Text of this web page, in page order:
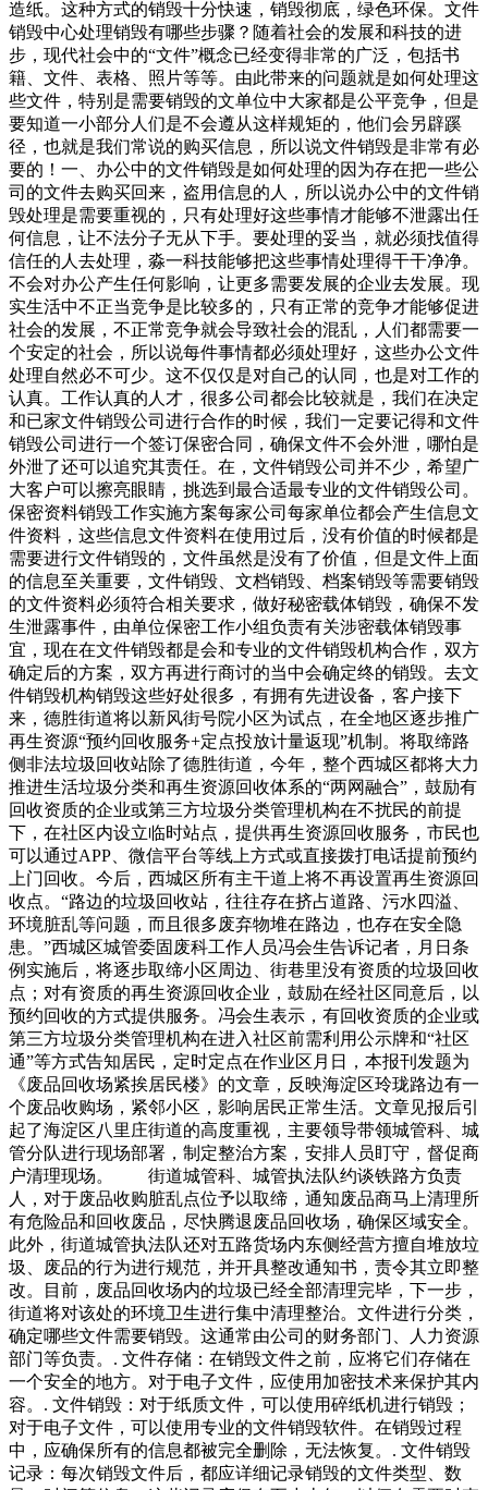
造纸。这种方式的销毁十分快速，销毁彻底，绿色环保。文件
销毁中心处理销毁有哪些步骤？随着社会的发展和科技的进
步，现代社会中的“文件”概念已经变得非常的广泛，包括书
籍、文件、表格、照片等等。由此带来的问题就是如何处理这
些文件，特别是需要销毁的文单位中大家都是公平竞争，但是
要知道一小部分人们是不会遵从这样规矩的，他们会另辟蹊
径，也就是我们常说的购买信息，所以说文件销毁是非常有必
要的！一、办公中的文件销毁是如何处理的因为存在把一些公
司的文件去购买回来，盗用信息的人，所以说办公中的文件销
毁处理是需要重视的，只有处理好这些事情才能够不泄露出任
何信息，让不法分子无从下手。要处理的妥当，就必须找值得
信任的人去处理，淼一科技能够把这些事情处理得干干净净。
不会对办公产生任何影响，让更多需要发展的企业去发展。现
实生活中不正当竞争是比较多的，只有正常的竞争才能够促进
社会的发展，不正常竞争就会导致社会的混乱，人们都需要一
个安定的社会，所以说每件事情都必须处理好，这些办公文件
处理自然必不可少。这不仅仅是对自己的认同，也是对工作的
认真。工作认真的人才，很多公司都会比较就是，我们在决定
和已家文件销毁公司进行合作的时候，我们一定要记得和文件
销毁公司进行一个签订保密合同，确保文件不会外泄，哪怕是
外泄了还可以追究其责任。在，文件销毁公司并不少，希望广
大客户可以擦亮眼睛，挑选到最合适最专业的文件销毁公司。
保密资料销毁工作实施方案每家公司每家单位都会产生信息文
件资料，这些信息文件资料在使用过后，没有价值的时候都是
需要进行文件销毁的，文件虽然是没有了价值，但是文件上面
的信息至关重要，文件销毁、文档销毁、档案销毁等需要销毁
的文件资料必须符合相关要求，做好秘密载体销毁，确保不发
生泄露事件，由单位保密工作小组负责有关涉密载体销毁事
宜，现在在文件销毁都是会和专业的文件销毁机构合作，双方
确定后的方案，双方再进行商讨的当中会确定终的销毁。去文
件销毁机构销毁这些好处很多，有拥有先进设备，客户接下
来，德胜街道将以新风街号院小区为试点，在全地区逐步推广
再生资源“预约回收服务+定点投放计量返现”机制。将取缔路
侧非法垃圾回收站除了德胜街道，今年，整个西城区都将大力
推进生活垃圾分类和再生资源回收体系的“两网融合”，鼓励有
回收资质的企业或第三方垃圾分类管理机构在不扰民的前提
下，在社区内设立临时站点，提供再生资源回收服务，市民也
可以通过APP、微信平台等线上方式或直接拨打电话提前预约
上门回收。今后，西城区所有主干道上将不再设置再生资源回
收点。“路边的垃圾回收站，往往存在挤占道路、污水四溢、
环境脏乱等问题，而且很多废弃物堆在路边，也存在安全隐
患。”西城区城管委固废科工作人员冯会生告诉记者，月日条
例实施后，将逐步取缔小区周边、街巷里没有资质的垃圾回收
点；对有资质的再生资源回收企业，鼓励在经社区同意后，以
预约回收的方式提供服务。冯会生表示，有回收资质的企业或
第三方垃圾分类管理机构在进入社区前需利用公示牌和“社区
通”等方式告知居民，定时定点在作业区月日，本报刊发题为
《废品回收场紧挨居民楼》的文章，反映海淀区玲珑路边有一
个废品收购场，紧邻小区，影响居民正常生活。文章见报后引
起了海淀区八里庄街道的高度重视，主要领导带领城管科、城
管分队进行现场部署，制定整治方案，安排人员盯守，督促商
户清理现场。 街道城管科、城管执法队约谈铁路方负责
人，对于废品收购脏乱点位予以取缔，通知废品商马上清理所
有危险品和回收废品，尽快腾退废品回收场，确保区域安全。
此外，街道城管执法队还对五路货场内东侧经营方擅自堆放垃
圾、废品的行为进行规范，并开具整改通知书，责令其立即整
改。目前，废品回收场内的垃圾已经全部清理完毕，下一步，
街道将对该处的环境卫生进行集中清理整治。文件进行分类，
确定哪些文件需要销毁。这通常由公司的财务部门、人力资源
部门等负责。. 文件存储：在销毁文件之前，应将它们存储在
一个安全的地方。对于电子文件，应使用加密技术来保护其内
容。. 文件销毁：对于纸质文件，可以使用碎纸机进行销毁；
对于电子文件，可以使用专业的文件销毁软件。在销毁过程
中，应确保所有的信息都被完全删除，无法恢复。. 文件销毁
记录：每次销毁文件后，都应详细记录销毁的文件类型、数